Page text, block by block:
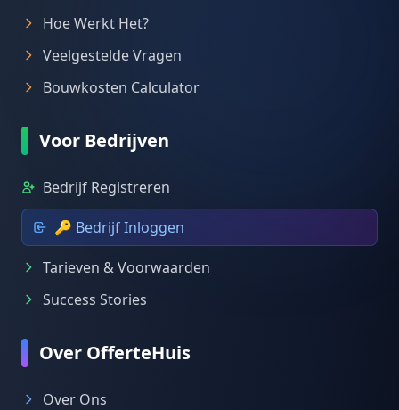
Hoe Werkt Het?
Veelgestelde Vragen
Bouwkosten Calculator
Voor Bedrijven
Bedrijf Registreren
🔑 Bedrijf Inloggen
Tarieven & Voorwaarden
Success Stories
Over OfferteHuis
Over Ons